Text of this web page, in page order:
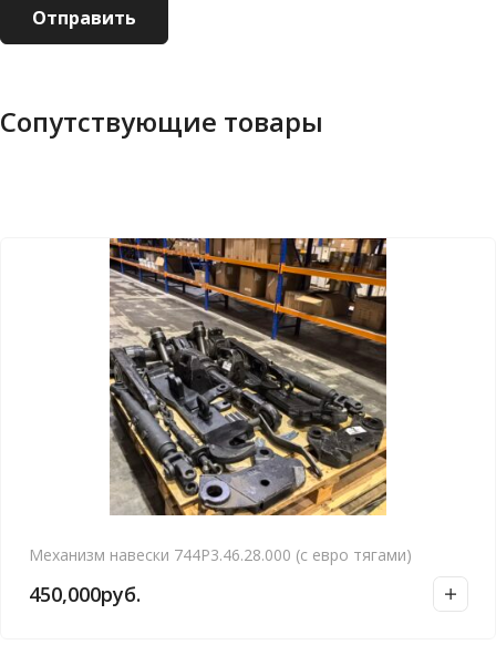
Сопутствующие товары
Механизм навески 744Р3.46.28.000 (с евро тягами)
450,000руб.